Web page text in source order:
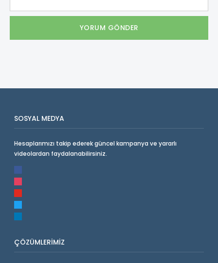
SOSYAL MEDYA
Hesaplarımızı takip ederek güncel kampanya ve yararlı
videolardan faydalanabilirsiniz.
facebook
instagram
youtube
twitter
linkedin
ÇÖZÜMLERIMIZ